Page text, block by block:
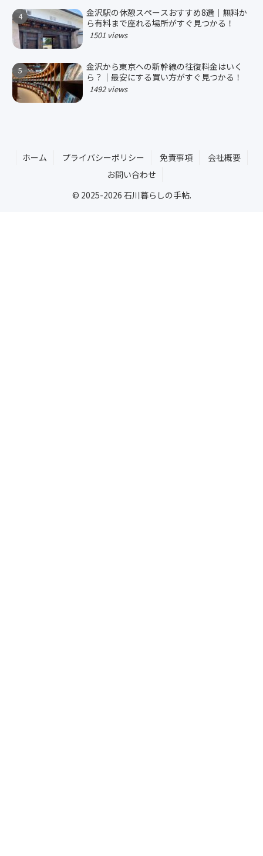
金沢駅の休憩スペースおすすめ8選｜無料か
ら有料まで座れる場所がすぐ見つかる！
1501 views
金沢から東京への新幹線の往復料金はいく
ら？｜最安にする買い方がすぐ見つかる！
1492 views
ホーム プライバシーポリシー 免責事項
会社概要
お問い合わせ
© 2025-2026 石川暮らしの手帖.